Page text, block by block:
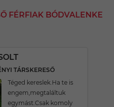
FÉRFIAK BÓDVALENKE
TÁRSKERESŐ
Téged kereslek.Ha te is
engem,megtaláltuk
egymást.Csak komoly